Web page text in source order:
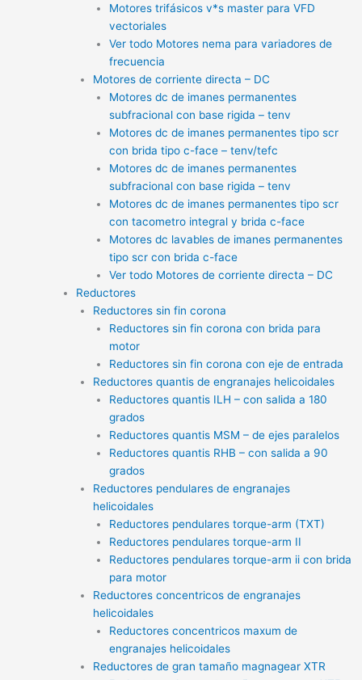
Motores trifásicos v*s master para VFD
vectoriales
Ver todo Motores nema para variadores de
frecuencia
Motores de corriente directa – DC
Motores dc de imanes permanentes
subfracional con base rigida – tenv
Motores dc de imanes permanentes tipo scr
con brida tipo c-face – tenv/tefc
Motores dc de imanes permanentes
subfracional con base rigida – tenv
Motores dc de imanes permanentes tipo scr
con tacometro integral y brida c-face
Motores dc lavables de imanes permanentes
tipo scr con brida c-face
Ver todo Motores de corriente directa – DC
Reductores
Reductores sin fin corona
Reductores sin fin corona con brida para
motor
Reductores sin fin corona con eje de entrada
Reductores quantis de engranajes helicoidales
Reductores quantis ILH – con salida a 180
grados
Reductores quantis MSM – de ejes paralelos
Reductores quantis RHB – con salida a 90
grados
Reductores pendulares de engranajes
helicoidales
Reductores pendulares torque-arm (TXT)
Reductores pendulares torque-arm II
Reductores pendulares torque-arm ii con brida
para motor
Reductores concentricos de engranajes
helicoidales
Reductores concentricos maxum de
engranajes helicoidales
Reductores de gran tamaño magnagear XTR